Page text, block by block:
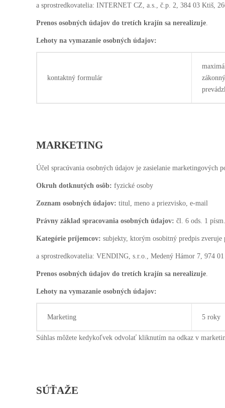
a sprostredkovatelia: INTERNET CZ, a.s., č.p. 2, 384 03 Ktiš,
Prenos osobných údajov do tretích krajín sa nerealizuje.
Lehoty na vymazanie osobných údajov:
kontaktný formulár
MARKETING
Účel spracúvania osobných údajov je zasielanie
Okruh dotknutých osôb: fyzické osoby
Zoznam osobných údajov: titul, meno a priezvisko, e-mail
Právny základ spracovania osobných údajov: čl. 6 ods. 1
Kategórie príjemcov: subjekty, ktorým osobitný predpis
a sprostredkovatelia: VENDING, s.r.o., Medený Hámor 7, 974
Prenos osobných údajov do tretích krajín sa nerealizuje.
Lehoty na vymazanie osobných údajov:
Marketing 5 roky
Súhlas môžete kedykoľvek odvolať kliknutím na odkaz v
SÚŤAŽE